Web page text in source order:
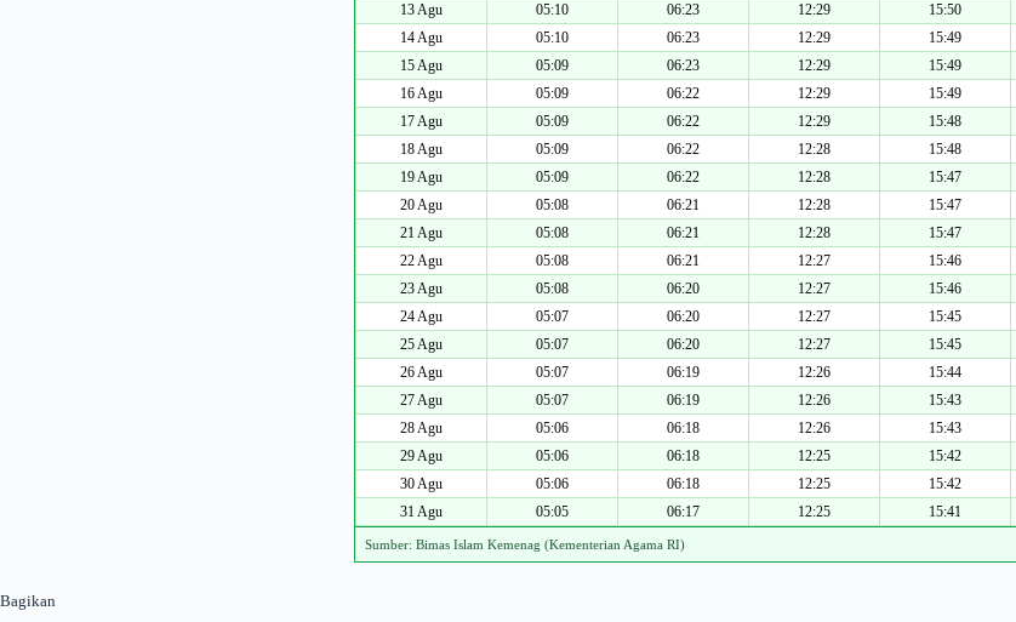
13 Agu
05:10 06:23 12:29 15:50
14 Agu
05:10 06:23 12:29 15:49
15 Agu
05:09 06:23 12:29 15:49
16 Agu
05:09 06:22 12:29 15:49
17 Agu
05:09 06:22 12:29 15:48
18 Agu
05:09 06:22 12:28 15:48
19 Agu
05:09 06:22 12:28 15:47
20 Agu
05:08 06:21 12:28 15:47
21 Agu
05:08 06:21 12:28 15:47
22 Agu
05:08 06:21 12:27 15:46
23 Agu
05:08 06:20 12:27 15:46
24 Agu
05:07 06:20 12:27 15:45
25 Agu
05:07 06:20 12:27 15:45
26 Agu
05:07 06:19 12:26 15:44
27 Agu
05:07 06:19 12:26 15:43
28 Agu
05:06 06:18 12:26 15:43
29 Agu
05:06 06:18 12:25 15:42
30 Agu
05:06 06:18 12:25 15:42
31 Agu
05:05 06:17 12:25 15:41
Sumber: Bimas Islam Kemenag (Kementerian Agama RI)
Bagikan